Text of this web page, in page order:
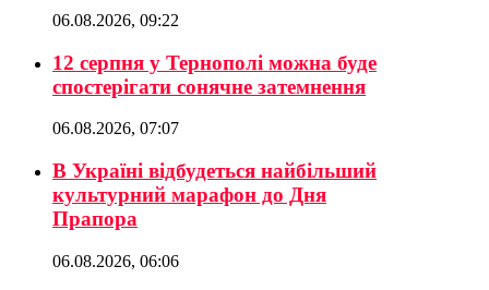
06.08.2026, 09:22
12 серпня у Тернополі можна буде
спостерігати сонячне затемнення
06.08.2026, 07:07
В Україні відбудеться найбільший
культурний марафон до Дня
Прапора
06.08.2026, 06:06